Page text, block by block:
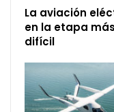
La aviación
en la etapa más
difícil